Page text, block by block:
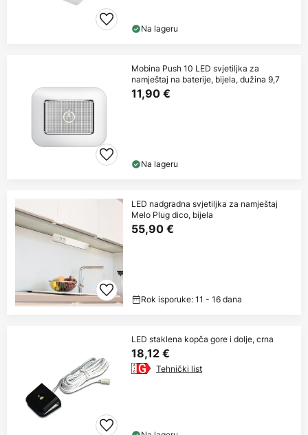
Na lageru
Mobina Push 10 LED svjetiljka za
namještaj na baterije, bijela, dužina 9,7
11,90 €
Na lageru
LED nadgradna svjetiljka za namještaj
Melo Plug dico, bijela
55,90 €
Rok isporuke: 11 - 16 dana
LED staklena kopča gore i dolje, crna
18,12 €
Tehnički list